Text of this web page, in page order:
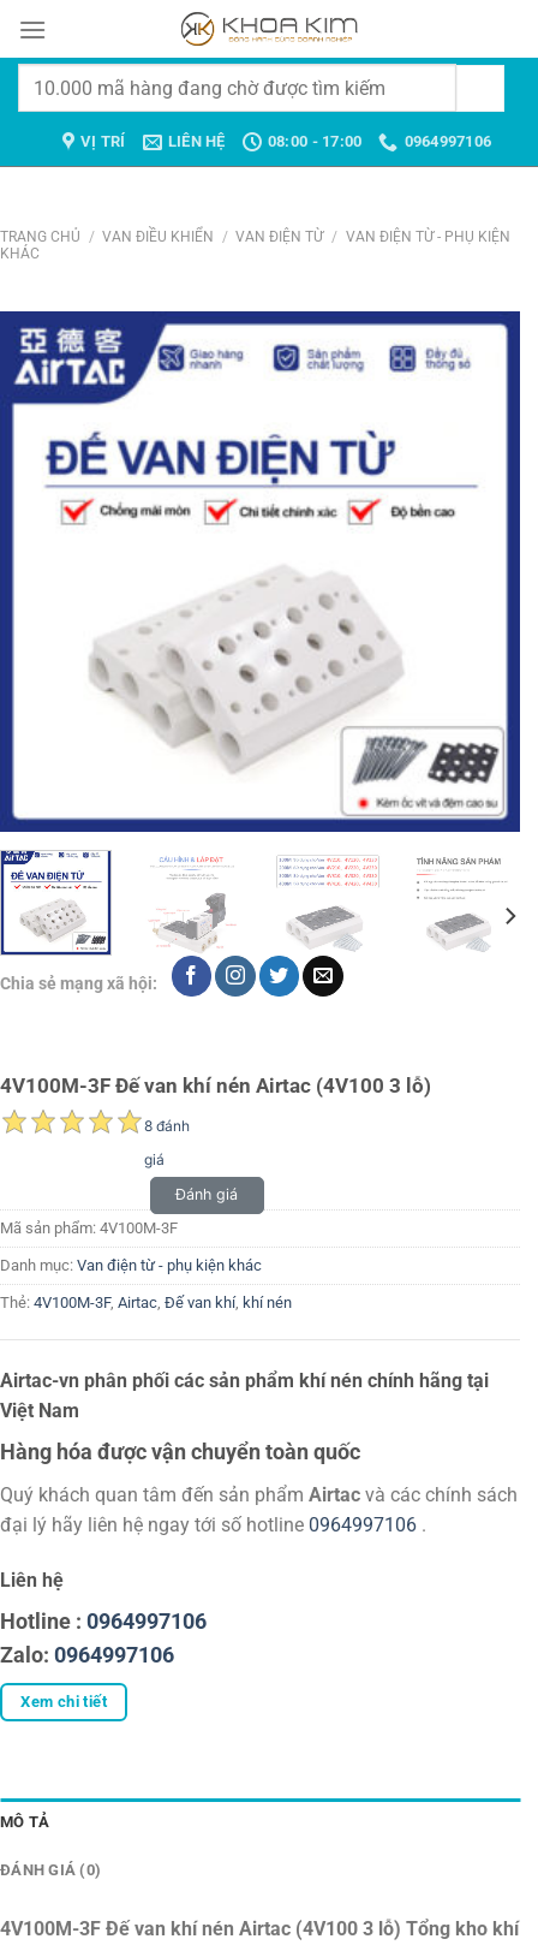
đến
Tìm
VỊ TRÍ LIÊN HỆ 08:00 - 17:00 0964997106
TRANG CHỦ / VAN ĐIỀU KHIỂN / VAN ĐIỆN TỪ / VAN ĐIỆN TỪ - PHỤ KIỆN
KHÁC
Chia sẻ mạng xã hội:
4V100M-3F Đế van khí nén Airtac (4V100 3 lỗ)
8 đánh
giá
Đánh giá
Mã sản phẩm: 4V100M-3F
Danh mục: Van điện từ - phụ kiện khác
Thẻ: 4V100M-3F, Airtac, Đế van khí, khí nén
Airtac-vn phân phối các sản phẩm khí nén chính hãng tại
Việt Nam
Hàng hóa được vận chuyển toàn quốc
Quý khách quan tâm đến sản phẩm Airtac và các chính sách
đại lý hãy liên hệ ngay tới số hotline 0964997106 .
Liên hệ
Hotline : 0964997106
Zalo: 0964997106
Xem chi tiết
MÔ TẢ
ĐÁNH GIÁ (0)
4V100M-3F Đế van khí nén Airtac (4V100 3 lỗ) Tổng kho khí